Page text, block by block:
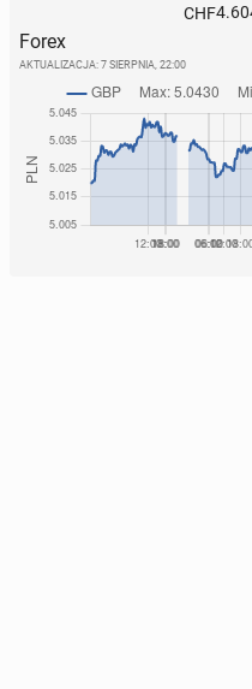
CHF
Forex
AKTUALIZACJA: 7 SIERPNIA, 22:00